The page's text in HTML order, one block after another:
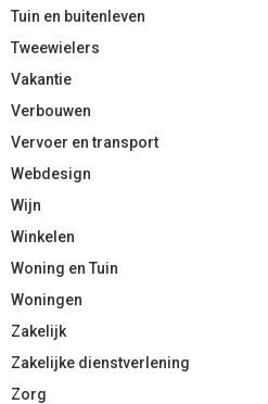
Tuin en buitenleven
Tweewielers
Vakantie
Verbouwen
Vervoer en transport
Webdesign
Wijn
Winkelen
Woning en Tuin
Woningen
Zakelijk
Zakelijke dienstverlening
Zorg